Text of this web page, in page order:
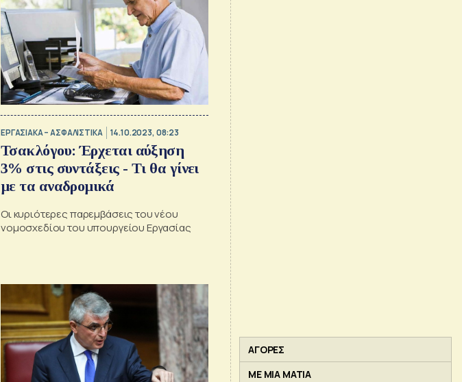
ΕΡΓΑΣΙΑΚΑ – ΑΣΦΑΛΙΣΤΙΚΑ 14.10.2023, 08:23
Τσακλόγου: Έρχεται αύξηση
3% στις συντάξεις - Τι θα γίνει
με τα αναδρομικά
Οι κυριότερες παρεμβάσεις του νέου
νομοσχεδίου του υπουργείου Εργασίας
ΑΓΟΡΕΣ
ΜΕ ΜΙΑ ΜΑΤΙΑ